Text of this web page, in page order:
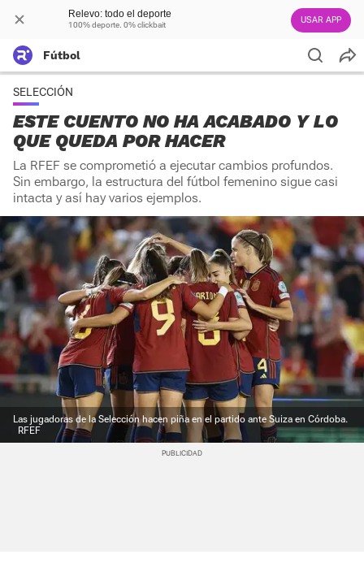
Relevo: todo el deporte
100% deporte. 0% clickbait USAR APP
Fútbol
SELECCIÓN
ESTE CUENTO NO HA ACABADO Y LO
QUE QUEDA POR HACER
La RFEF se comprometió a ejecutar cambios profundos.
Sin embargo, la estructura del fútbol femenino sigue casi
intacta y así hay varios ejemplos.
Las jugadoras de la Selección hacen piña en el partido ante Suiza en Córdoba.
RFEF